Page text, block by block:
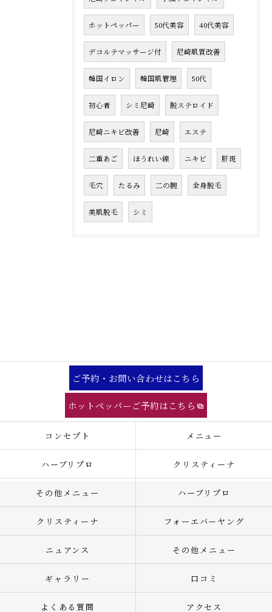
ホットペッパー 50代美容 40代美容
デコルテマッサージ付 尼崎肌質改善
韓国イロン 韓国肌管理 50代
初心者 シミ尼崎 脱ステロイド
尼崎ニキビ改善 尼崎 エステ
二重あご ほうれい線 ニキビ 肝斑
毛穴 たるみ 二の腕 全身脱毛
美肌脱毛 シミ
ご予約・お問い合わせはこちら
ホットペッパーご予約はこちら
コンセプト メニュー
ハーブリプロ クリスティーナ
その他メニュー ハーブリプロ
クリスティーナ フォーエバーヤング
ニュアンス その他メニュー
ギャラリー 口コミ
よくある質問 アクセス